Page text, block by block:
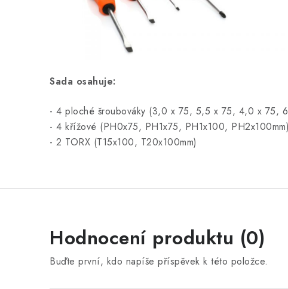
Sada osahuje:
- 4 ploché šroubováky (3,0 x 75, 5,5 x 75, 4,0 x 75,
- 4 křížové (PH0x75, PH1x75, PH1x100, PH2x100mm)
- 2 TORX (T15x100, T20x100mm)
Hodnocení produktu (0)
Buďte první, kdo napíše příspěvek k této položce.